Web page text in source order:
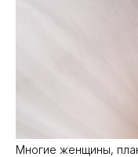
Многие женщины,